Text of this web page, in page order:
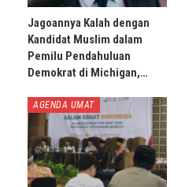
Jagoannya Kalah dengan
Kandidat Muslim dalam
Pemilu Pendahuluan
Demokrat di Michigan,…
AGENDA UMAT